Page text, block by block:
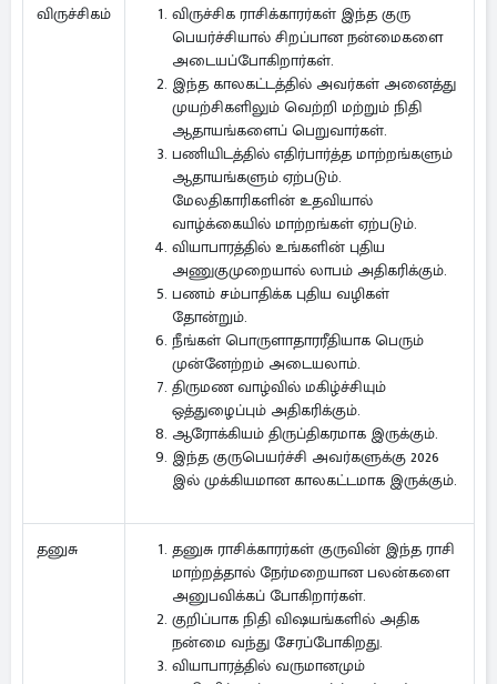
விருச்சிகம்
விருச்சிக ராசிக்காரர்கள் இந்த குரு
பெயர்ச்சியால் சிறப்பான நன்மைகளை
அடையப்போகிறார்கள்.
இந்த காலகட்டத்தில் அவர்கள் அனைத்து
முயற்சிகளிலும் வெற்றி மற்றும் நிதி
ஆதாயங்களைப் பெறுவார்கள்.
பணியிடத்தில் எதிர்பார்த்த மாற்றங்களும்
ஆதாயங்களும் ஏற்படும்.
மேலதிகாரிகளின் உதவியால்
வாழ்க்கையில் மாற்றங்கள் ஏற்படும்.
வியாபாரத்தில் உங்களின் புதிய
அணுகுமுறையால் லாபம் அதிகரிக்கும்.
பணம் சம்பாதிக்க புதிய வழிகள்
தோன்றும்.
நீங்கள் பொருளாதாரரீதியாக பெரும்
முன்னேற்றம் அடையலாம்.
திருமண வாழ்வில் மகிழ்ச்சியும்
ஒத்துழைப்பும் அதிகரிக்கும்.
ஆரோக்கியம் திருப்திகரமாக இருக்கும்.
இந்த குருபெயர்ச்சி அவர்களுக்கு 2026
இல் முக்கியமான காலகட்டமாக இருக்கும்.
தனுசு
தனுசு ராசிக்காரர்கள் குருவின் இந்த ராசி
மாற்றத்தால் நேர்மறையான பலன்களை
அனுபவிக்கப் போகிறார்கள்.
குறிப்பாக நிதி விஷயங்களில் அதிக
நன்மை வந்து சேரப்போகிறது.
வியாபாரத்தில் வருமானமும்